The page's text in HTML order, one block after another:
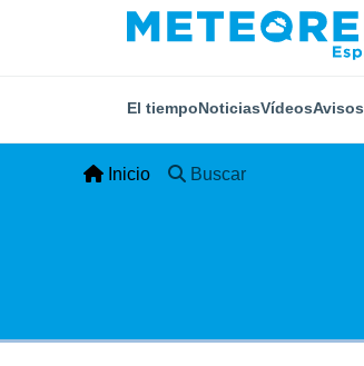
El tiempoNoticiasVídeosAvisos
Inicio Buscar